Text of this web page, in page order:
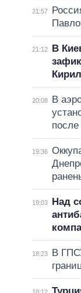
21:57
21:12
В
20:08
В
19:36
19:03
Над
18:23
В